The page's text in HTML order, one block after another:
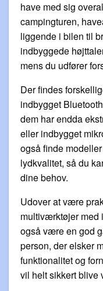
have med sig
campingturen,
liggende i bilen til
indbyggede
mens du udfører
Der findes
indbygget
dem har endda
eller indbygget
også finde
lydkvalitet, så du
dine behov.
Udover at være
multiværktøjer med
også være en god
person, der elsker
funktionalitet og
vil helt sikkert blive